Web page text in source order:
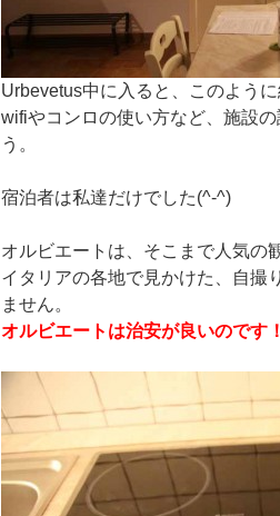
Urbevetus中に入ると、このように
wifiやコンロの使い方など、施設
う。
宿泊者は私達だけでした(^-^)
オルビエートは、そこまで人気の
イタリアの各地で見かけた、自撮
ません。
オルビエートは治安が良いのです！